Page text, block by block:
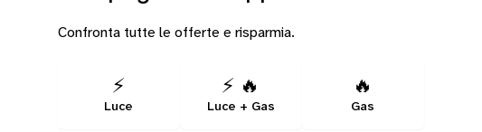
Confronta tutte le offerte e risparmia.
⚡
Luce
⚡ 🔥
Luce + Gas
🔥
Gas